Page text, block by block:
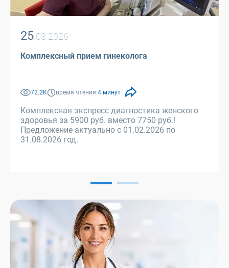
25 .03.2026
Комплексный прием гинеколога
72.2K время чтения:4 минут
Комплексная экспресс диагностика женского
здоровья за 5900 руб. вместо 7750 руб.!
Предложение актуально с 01.02.2026 по
31.08.2026 год.